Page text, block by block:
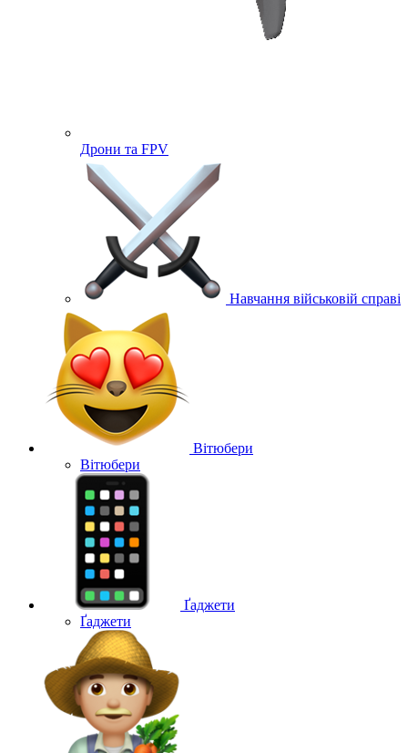
Дрони та FPV
Навчання військовій справі
Вітюбери
Вітюбери
Ґаджети
Ґаджети